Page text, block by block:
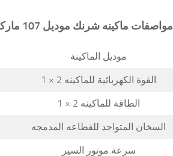
مواصفات ماكينه شرنك موديل 107 ماركة مهندس منسي
موديل الماكينة
القوة الكهربائية للماكينه 2 × 1
الطاقة للماكينه 2 × 1
السخان المتواجد للقطاعه المدمجه
سرعة موتور السير